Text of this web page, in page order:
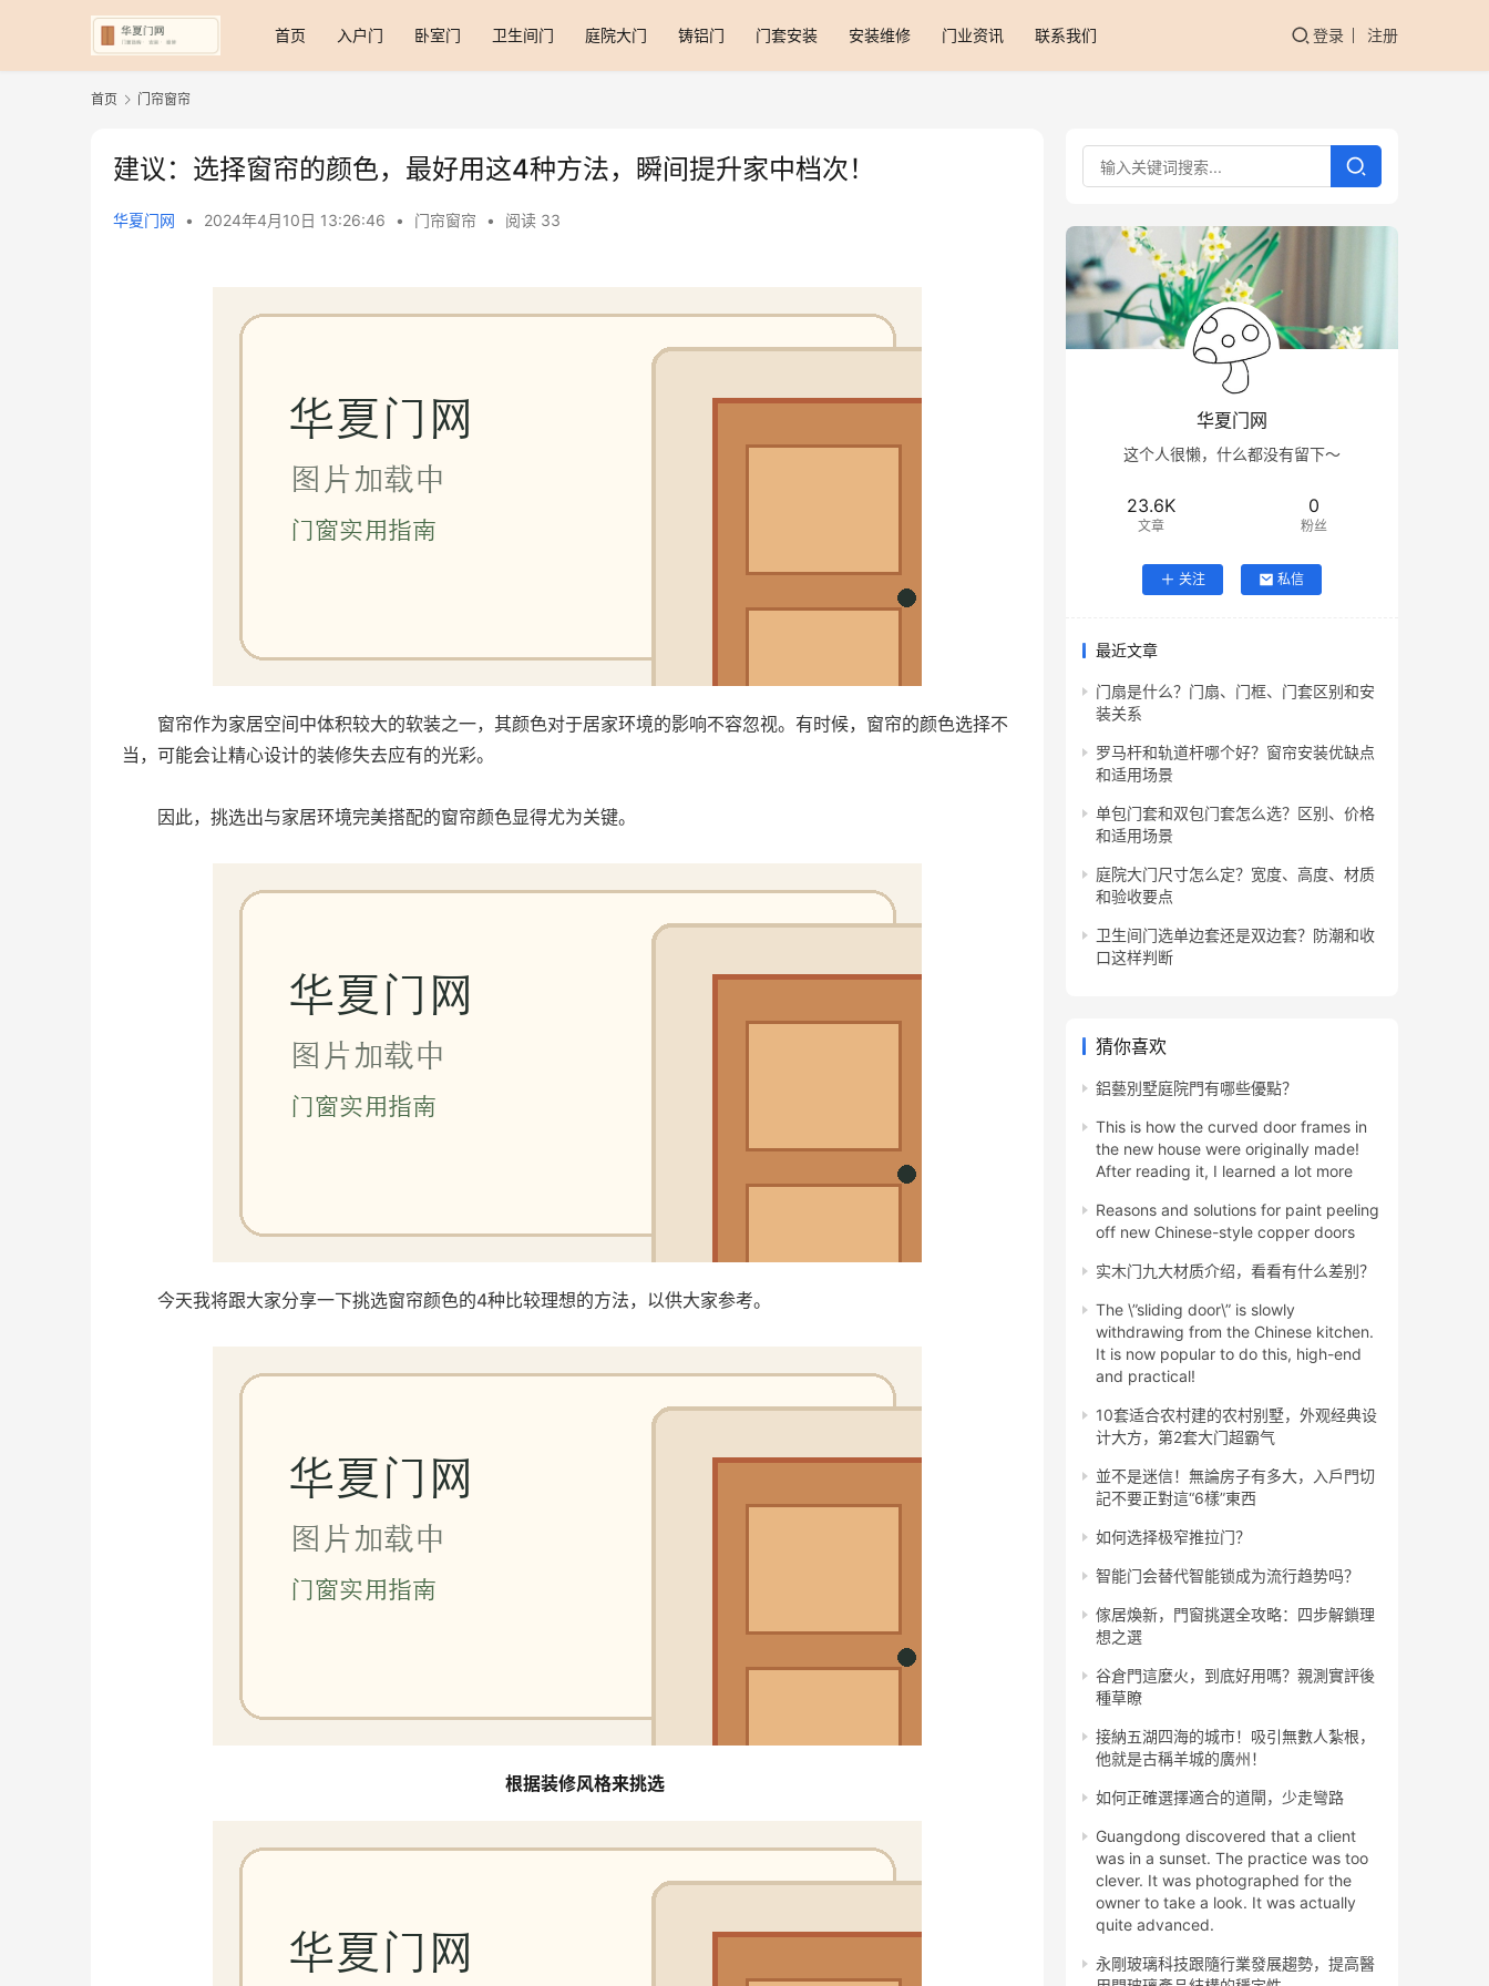
首页 入户门 卧室门 卫生间门 庭院大门 铸铝门 门套安装 安装维修 门业资讯 联系我们 登录 注册
首页 门帘窗帘
建议：选择窗帘的颜色，最好用这4种方法，瞬间提升家中档次！
华夏门网 • 2024年4月10日 13:26:46 • 门帘窗帘 • 阅读 33
窗帘作为家居空间中体积较大的软装之一，其颜色对于居家环境的影响不容忽视。有时候，窗帘的颜色选择不
当，可能会让精心设计的装修失去应有的光彩。
因此，挑选出与家居环境完美搭配的窗帘颜色显得尤为关键。
今天我将跟大家分享一下挑选窗帘颜色的4种比较理想的方法，以供大家参考。
根据装修风格来挑选
华夏门网
这个人很懒，什么都没有留下～
23.6K
文章
0
粉丝
关注 私信
最近文章
门扇是什么？门扇、门框、门套区别和安
装关系
罗马杆和轨道杆哪个好？窗帘安装优缺点
和适用场景
单包门套和双包门套怎么选？区别、价格
和适用场景
庭院大门尺寸怎么定？宽度、高度、材质
和验收要点
卫生间门选单边套还是双边套？防潮和收
口这样判断
猜你喜欢
鋁藝別墅庭院門有哪些優點？
This is how the curved door frames in
the new house were originally made!
After reading it, I learned a lot more
Reasons and solutions for paint peeling
off new Chinese-style copper doors
实木门九大材质介绍，看看有什么差别？
The \”sliding door\” is slowly
withdrawing from the Chinese kitchen.
It is now popular to do this, high-end
and practical!
10套适合农村建的农村别墅，外观经典设
计大方，第2套大门超霸气
並不是迷信！無論房子有多大，入戶門切
記不要正對這“6樣”東西
如何选择极窄推拉门？
智能门会替代智能锁成为流行趋势吗？
傢居煥新，門窗挑選全攻略：四步解鎖理
想之選
谷倉門這麼火，到底好用嗎？親測實評後
種草瞭
接納五湖四海的城市！吸引無數人紮根，
他就是古稱羊城的廣州！
如何正確選擇適合的道閘，少走彎路
Guangdong discovered that a client
was in a sunset. The practice was too
clever. It was photographed for the
owner to take a look. It was actually
quite advanced.
永剛玻璃科技跟隨行業發展趨勢，提高醫